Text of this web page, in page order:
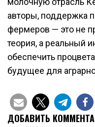
авторы, поддержка
фермеров — это не
теория, а реальный
обеспечить
будущее для
ДОБАВИТЬ